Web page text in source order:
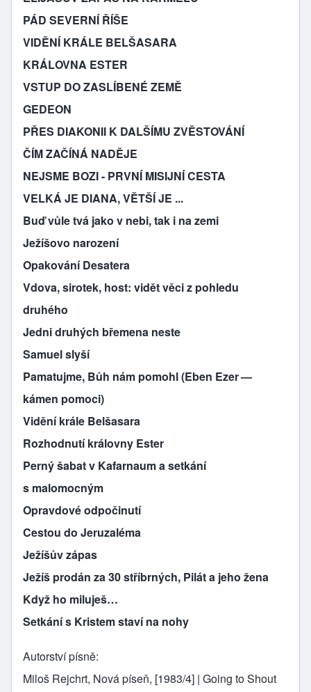
PÁD SEVERNÍ ŘÍŠE
VIDĚNÍ KRÁLE BELŠASARA
KRÁLOVNA ESTER
VSTUP DO ZASLÍBENÉ ZEMĚ
GEDEON
PŘES DIAKONII K DALŠÍMU ZVĚSTOVÁNÍ
ČÍM ZAČÍNÁ NADĚJE
NEJSME BOZI - PRVNÍ MISIJNÍ CESTA
VELKÁ JE DIANA, VĚTŠÍ JE ...
Buď vůle tvá jako v nebi, tak i na zemi
Ježíšovo narození
Opakování Desatera
Vdova, sirotek, host: vidět věci z pohledu
druhého
Jedni druhých břemena neste
Samuel slyší
Pamatujme, Bůh nám pomohl (Eben Ezer —
kámen pomoci)
Vidění krále Belšasara
Rozhodnutí královny Ester
Perný šabat v Kafarnaum a setkání
s malomocným
Opravdové odpočinutí
Cestou do Jeruzaléma
Ježíšův zápas
Ježíš prodán za 30 stříbrných, Pilát a jeho žena
Když ho miluješ…
Setkání s Kristem staví na nohy
Autorství písně
Miloš Rejchrt, Nová píseň, [1983/4] | Going to Shout